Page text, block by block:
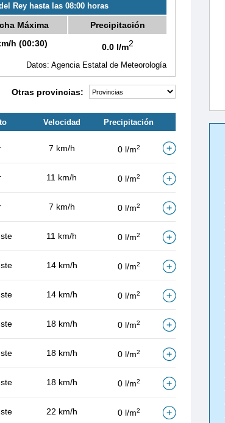
Rey hasta las 08:00 horas
Máxima
h (00:30)
Precipitación
0.0 l/m2
Datos: Agencia Estatal de Meteorología
Otras provincias:
Velocidad Precipitación
7 km/h 0 l/m2
11 km/h 0 l/m2
7 km/h 0 l/m2
11 km/h 0 l/m2
14 km/h 0 l/m2
14 km/h 0 l/m2
18 km/h 0 l/m2
18 km/h 0 l/m2
18 km/h 0 l/m2
22 km/h 0 l/m2